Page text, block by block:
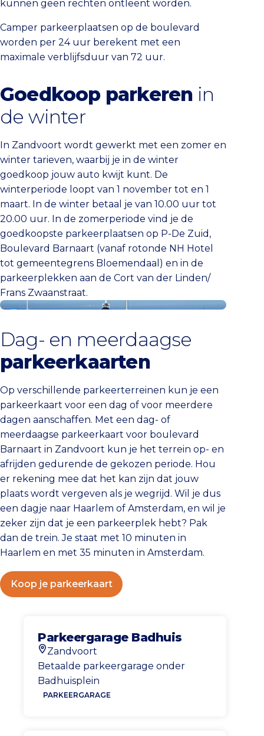
kunnen geen rechten ontleent worden.
Camper parkeerplaatsen op de boulevard
worden per 24 uur berekent met een
maximale verblijfsduur van 72 uur.
Goedkoop parkeren in
de winter
In Zandvoort wordt gewerkt met een zomer en
winter tarieven, waarbij je in de winter
goedkoop jouw auto kwijt kunt. De
winterperiode loopt van 1 november tot en 1
maart. In de winter betaal je van 10.00 uur tot
20.00 uur. In de zomerperiode vind je de
goedkoopste parkeerplaatsen op P-De Zuid,
Boulevard Barnaart (vanaf rotonde NH Hotel
tot gemeentegrens Bloemendaal) en in de
parkeerplekken aan de Cort van der Linden/
Frans Zwaanstraat.
Koop je parkeerkaart
Dag- en meerdaagse
parkeerkaarten
Op verschillende parkeerterreinen kun je een
parkeerkaart voor een dag of voor meerdere
dagen aanschaffen. Met een dag- of
meerdaagse parkeerkaart voor boulevard
Barnaart in Zandvoort kun je het terrein op- en
afrijden gedurende de gekozen periode. Hou
er rekening mee dat het kan zijn dat jouw
plaats wordt vergeven als je wegrijd. Wil je dus
een dagje naar Haarlem of Amsterdam, en wil je
zeker zijn dat je een parkeerplek hebt? Pak
dan de trein. Je staat met 10 minuten in
Haarlem en met 35 minuten in Amsterdam.
Koop je parkeerkaart
Parkeergarage Badhuis
Locatie
Zandvoort
Betaalde parkeergarage onder
Badhuisplein
PARKEERGARAGE